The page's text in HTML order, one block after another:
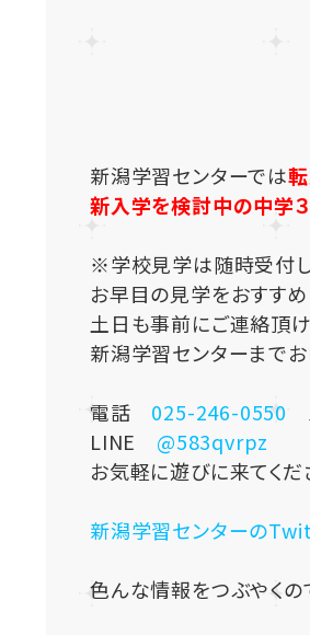
新潟学習センターでは
新入学を検討中の中学
※学校見学は随時受付
お早目の見学をおすすめ
土日も事前にご連絡頂
新潟学習センターまで
電話 025-246-0550
LINE @583qvrpz
お気軽に遊びに来てく
新潟学習センターの
色んな情報をつぶやくの